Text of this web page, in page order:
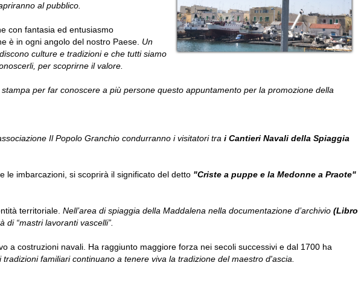
al pubblico.
con fantasia ed entusiasmo
è in ogni angolo del nostro Paese. Un
culture e tradizioni e che tutti siamo
per scoprirne il valore.
per far conoscere a più persone questo appuntamento per la promozione della
Il Popolo Granchio condurranno i visitatori tra i Cantieri Navali della Spiaggia
le imbarcazioni, si scoprirà il significato del detto "Criste a puppe e la Medonne a Praote"
territoriale. Nell’area di spiaggia della Maddalena nella documentazione d’archivio (Libro
“mastri lavoranti vascelli”.
a costruzioni navali. Ha raggiunto maggiore forza nei secoli successivi e dal 1700 ha
familiari continuano a tenere viva la tradizione del maestro d'ascia.